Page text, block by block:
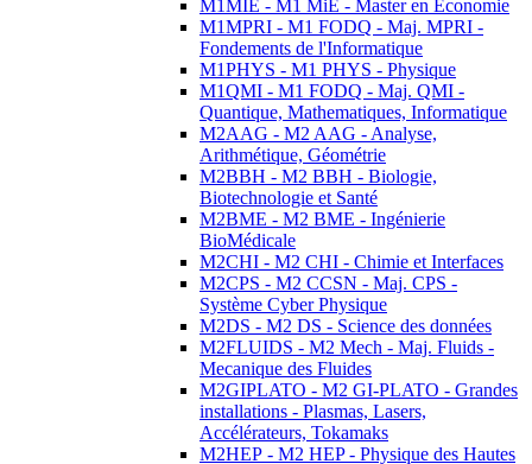
M1MIE - M1 MiE - Master en Economie
M1MPRI - M1 FODQ - Maj. MPRI -
Fondements de l'Informatique
M1PHYS - M1 PHYS - Physique
M1QMI - M1 FODQ - Maj. QMI -
Quantique, Mathematiques, Informatique
M2AAG - M2 AAG - Analyse,
Arithmétique, Géométrie
M2BBH - M2 BBH - Biologie,
Biotechnologie et Santé
M2BME - M2 BME - Ingénierie
BioMédicale
M2CHI - M2 CHI - Chimie et Interfaces
M2CPS - M2 CCSN - Maj. CPS -
Système Cyber Physique
M2DS - M2 DS - Science des données
M2FLUIDS - M2 Mech - Maj. Fluids -
Mecanique des Fluides
M2GIPLATO - M2 GI-PLATO - Grandes
installations - Plasmas, Lasers,
Accélérateurs, Tokamaks
M2HEP - M2 HEP - Physique des Hautes